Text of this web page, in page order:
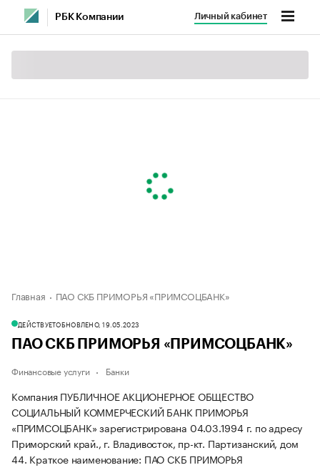
РБК Компании Личный кабинет
Главная ПАО СКБ ПРИМОРЬЯ «ПРИМСОЦБАНК»
ДЕЙСТВУЕТОБНОВЛЕНО, 19.05.2023
ПАО СКБ ПРИМОРЬЯ «ПРИМСОЦБАНК»
Финансовые услуги Банки
Компания ПУБЛИЧНОЕ АКЦИОНЕРНОЕ ОБЩЕСТВО
СОЦИАЛЬНЫЙ КОММЕРЧЕСКИЙ БАНК ПРИМОРЬЯ
«ПРИМСОЦБАНК» зарегистрирована 04.03.1994 г. по адресу
Приморский край., г. Владивосток, пр-кт. Партизанский, дом
44. Краткое наименование: ПАО СКБ ПРИМОРЬЯ